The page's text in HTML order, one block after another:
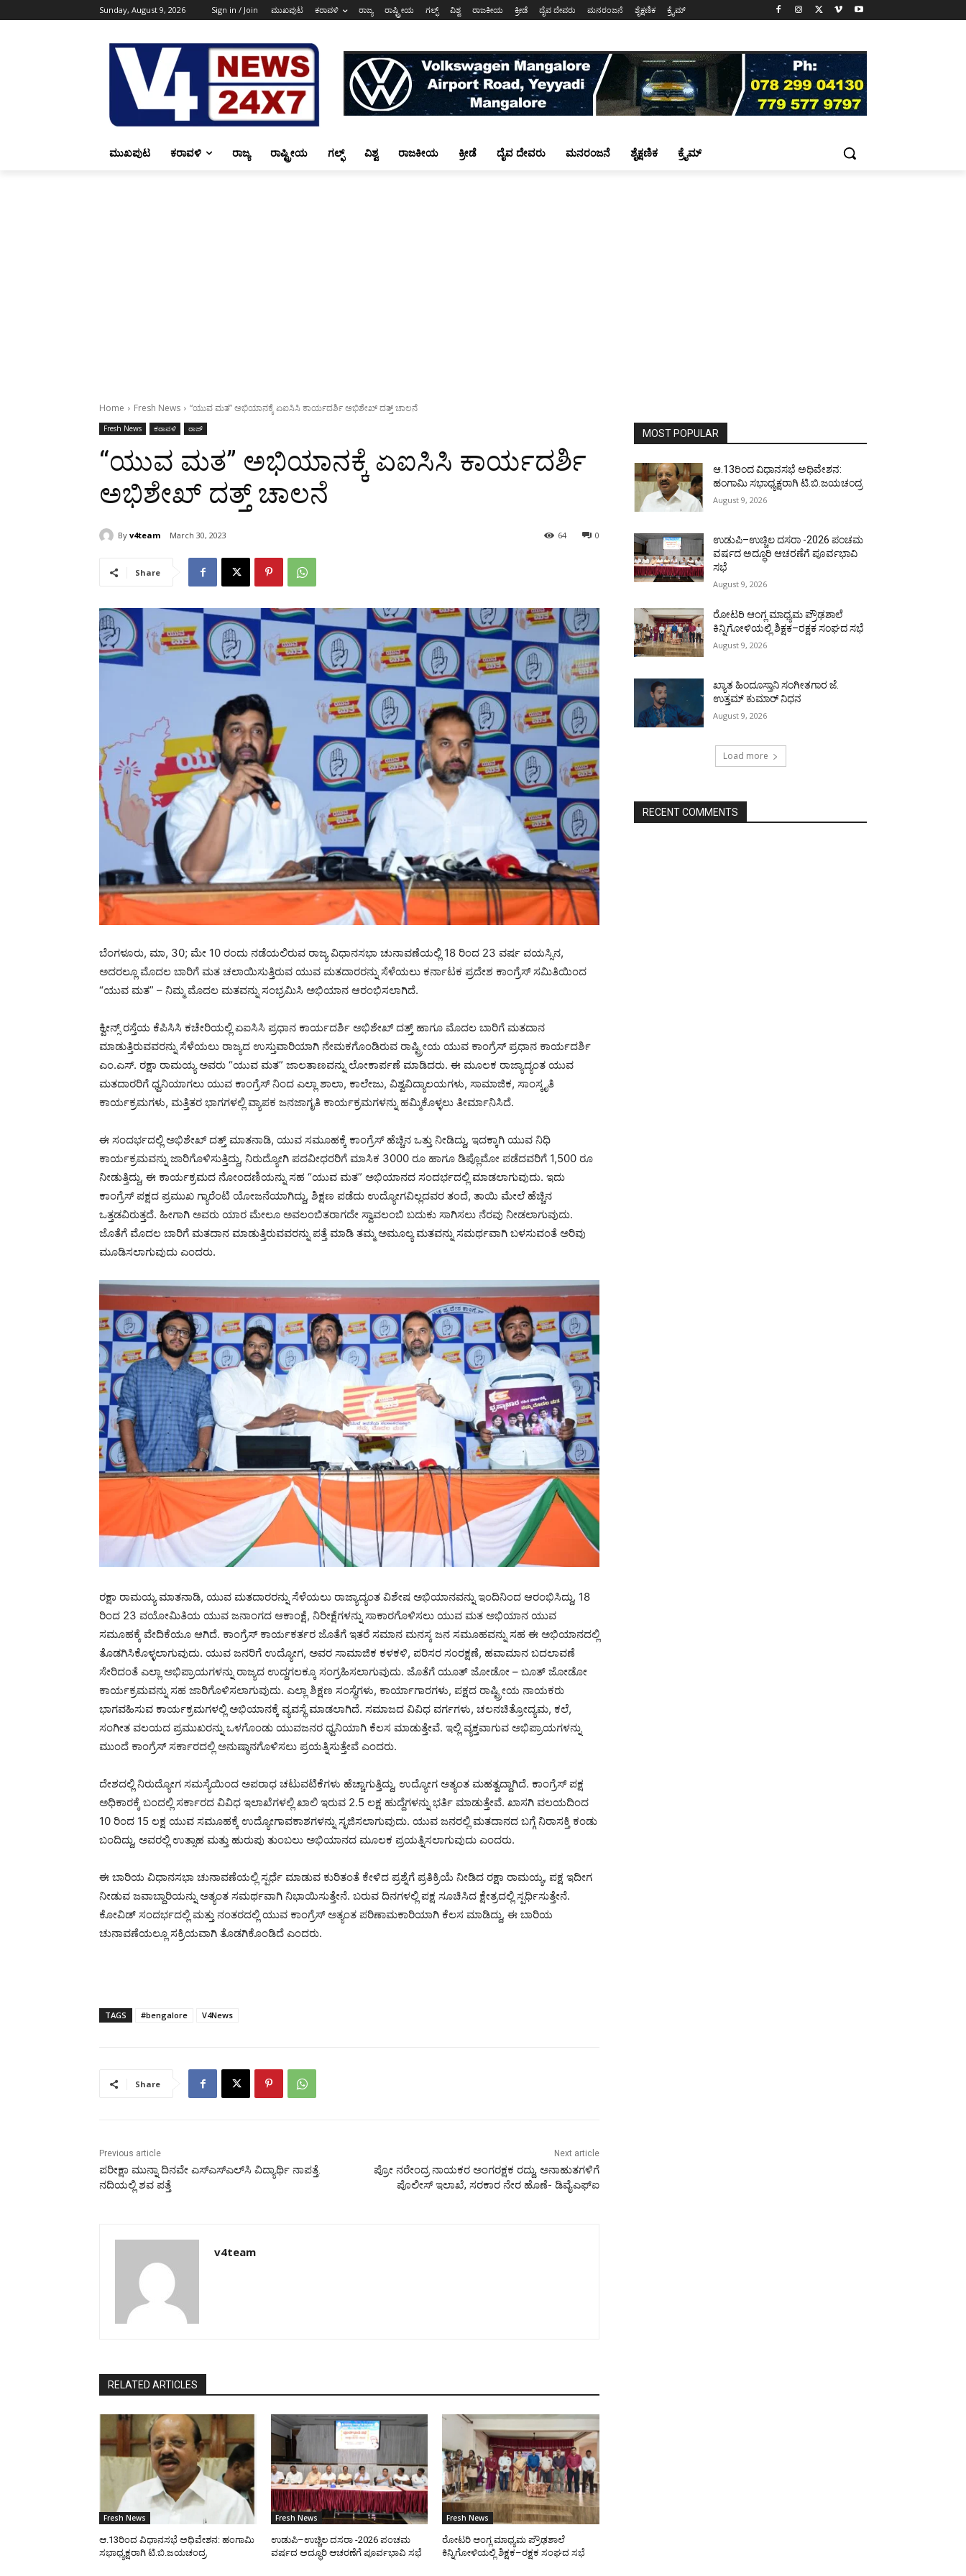
Sunday, August 9, 2026 Sign in / Join ಮುಖಪುಟ ಕರಾವಳಿ ರಾಜ್ಯ ರಾಷ್ಟ್ರೀಯ ಗಲ್ಫ್ ವಿಶ್ವ ರಾಜಕೀಯ ಕ್ರೀಡೆ ದೈವ ದೇವರು ಮನರಂಜನೆ ಶೈಕ್ಷಣಿಕ ಕ್ರೈಮ್
ಮುಖಪುಟ ಕರಾವಳಿ ರಾಜ್ಯ ರಾಷ್ಟ್ರೀಯ ಗಲ್ಫ್ ವಿಶ್ವ ರಾಜಕೀಯ ಕ್ರೀಡೆ ದೈವ ದೇವರು ಮನರಂಜನೆ ಶೈಕ್ಷಣಿಕ ಕ್ರೈಮ್
Home Fresh News “ಯುವ ಮತ” ಅಭಿಯಾನಕ್ಕೆ ಏಐಸಿಸಿ ಕಾರ್ಯದರ್ಶಿ ಅಭಿಶೇಖ್ ದತ್ತ್ ಚಾಲನೆ
Fresh News ಕರಾವಳಿ ರಾಜ್
“ಯುವ ಮತ” ಅಭಿಯಾನಕ್ಕೆ ಏಐಸಿಸಿ ಕಾರ್ಯದರ್ಶಿ
ಅಭಿಶೇಖ್ ದತ್ತ್ ಚಾಲನೆ
By v4team March 30, 2023 0
64
Share
ಬೆಂಗಳೂರು, ಮಾ, 30; ಮೇ 10 ರಂದು ನಡೆಯಲಿರುವ ರಾಜ್ಯ ವಿಧಾನಸಭಾ ಚುನಾವಣೆಯಲ್ಲಿ 18 ರಿಂದ 23 ವರ್ಷ ವಯಸ್ಸಿನ,
ಅದರಲ್ಲೂ ಮೊದಲ ಬಾರಿಗೆ ಮತ ಚಲಾಯಿಸುತ್ತಿರುವ ಯುವ ಮತದಾರರನ್ನು ಸೆಳೆಯಲು ಕರ್ನಾಟಕ ಪ್ರದೇಶ ಕಾಂಗ್ರೆಸ್ ಸಮಿತಿಯಿಂದ
“ಯುವ ಮತ” – ನಿಮ್ಮ ಮೊದಲ ಮತವನ್ನು ಸಂಭ್ರಮಿಸಿ ಅಭಿಯಾನ ಆರಂಭಿಸಲಾಗಿದೆ.
ಕ್ವೀನ್ಸ್ ರಸ್ತೆಯ ಕೆಪಿಸಿಸಿ ಕಚೇರಿಯಲ್ಲಿ ಏಐಸಿಸಿ ಪ್ರಧಾನ ಕಾರ್ಯದರ್ಶಿ ಅಭಿಶೇಖ್ ದತ್ತ್ ಹಾಗೂ ಮೊದಲ ಬಾರಿಗೆ ಮತದಾನ
ಮಾಡುತ್ತಿರುವವರನ್ನು ಸೆಳೆಯಲು ರಾಜ್ಯದ ಉಸ್ತುವಾರಿಯಾಗಿ ನೇಮಕಗೊಂಡಿರುವ ರಾಷ್ಟ್ರೀಯ ಯುವ ಕಾಂಗ್ರೆಸ್ ಪ್ರಧಾನ ಕಾರ್ಯದರ್ಶಿ
ಎಂ.ಎಸ್. ರಕ್ಷಾ ರಾಮಯ್ಯ ಅವರು “ಯುವ ಮತ” ಜಾಲತಾಣವನ್ನು ಲೋಕಾರ್ಪಣೆ ಮಾಡಿದರು. ಈ ಮೂಲಕ ರಾಜ್ಯಾದ್ಯಂತ ಯುವ
ಮತದಾರರಿಗೆ ಧ್ವನಿಯಾಗಲು ಯುವ ಕಾಂಗ್ರೆಸ್ ನಿಂದ ಎಲ್ಲಾ ಶಾಲಾ, ಕಾಲೇಜು, ವಿಶ್ವವಿದ್ಯಾಲಯಗಳು, ಸಾಮಾಜಿಕ, ಸಾಂಸ್ಕೃತಿ
ಕಾರ್ಯಕ್ರಮಗಳು, ಮತ್ತಿತರ ಭಾಗಗಳಲ್ಲಿ ವ್ಯಾಪಕ ಜನಜಾಗೃತಿ ಕಾರ್ಯಕ್ರಮಗಳನ್ನು ಹಮ್ಮಿಕೊಳ್ಳಲು ತೀರ್ಮಾನಿಸಿದೆ.
ಈ ಸಂದರ್ಭದಲ್ಲಿ ಅಭಿಶೇಖ್ ದತ್ತ್ ಮಾತನಾಡಿ, ಯುವ ಸಮೂಹಕ್ಕೆ ಕಾಂಗ್ರೆಸ್ ಹೆಚ್ಚಿನ ಒತ್ತು ನೀಡಿದ್ದು, ಇದಕ್ಕಾಗಿ ಯುವ ನಿಧಿ
ಕಾರ್ಯಕ್ರಮವನ್ನು ಜಾರಿಗೊಳಿಸುತ್ತಿದ್ದು, ನಿರುದ್ಯೋಗಿ ಪದವೀಧರರಿಗೆ ಮಾಸಿಕ 3000 ರೂ ಹಾಗೂ ಡಿಪ್ಲೊಮೋ ಪಡೆದವರಿಗೆ 1,500 ರೂ
ನೀಡುತ್ತಿದ್ದು, ಈ ಕಾರ್ಯಕ್ರಮದ ನೋಂದಣಿಯನ್ನು ಸಹ “ಯುವ ಮತ” ಅಭಿಯಾನದ ಸಂದರ್ಭದಲ್ಲಿ ಮಾಡಲಾಗುವುದು. ಇದು
ಕಾಂಗ್ರೆಸ್ ಪಕ್ಷದ ಪ್ರಮುಖ ಗ್ಯಾರೆಂಟಿ ಯೋಜನೆಯಾಗಿದ್ದು, ಶಿಕ್ಷಣ ಪಡೆದು ಉದ್ಯೋಗವಿಲ್ಲದವರ ತಂದೆ, ತಾಯಿ ಮೇಲೆ ಹೆಚ್ಚಿನ
ಒತ್ತಡವಿರುತ್ತದೆ. ಹೀಗಾಗಿ ಅವರು ಯಾರ ಮೇಲೂ ಅವಲಂಬಿತರಾಗದೇ ಸ್ವಾವಲಂಬಿ ಬದುಕು ಸಾಗಿಸಲು ನೆರವು ನೀಡಲಾಗುವುದು.
ಜೊತೆಗೆ ಮೊದಲ ಬಾರಿಗೆ ಮತದಾನ ಮಾಡುತ್ತಿರುವವರನ್ನು ಪತ್ತೆ ಮಾಡಿ ತಮ್ಮ ಅಮೂಲ್ಯ ಮತವನ್ನು ಸಮರ್ಥವಾಗಿ ಬಳಸುವಂತೆ ಅರಿವು
ಮೂಡಿಸಲಾಗುವುದು ಎಂದರು.
ರಕ್ಷಾ ರಾಮಯ್ಯ ಮಾತನಾಡಿ, ಯುವ ಮತದಾರರನ್ನು ಸೆಳೆಯಲು ರಾಜ್ಯಾದ್ಯಂತ ವಿಶೇಷ ಅಭಿಯಾನವನ್ನು ಇಂದಿನಿಂದ ಆರಂಭಿಸಿದ್ದು, 18
ರಿಂದ 23 ವಯೋಮಿತಿಯ ಯುವ ಜನಾಂಗದ ಆಕಾಂಕ್ಷೆ, ನಿರೀಕ್ಷೆಗಳನ್ನು ಸಾಕಾರಗೊಳಿಸಲು ಯುವ ಮತ ಅಭಿಯಾನ ಯುವ
ಸಮೂಹಕ್ಕೆ ವೇದಿಕೆಯೂ ಆಗಿದೆ. ಕಾಂಗ್ರೆಸ್ ಕಾರ್ಯಕರ್ತರ ಜೊತೆಗೆ ಇತರೆ ಸಮಾನ ಮನಸ್ಕ ಜನ ಸಮೂಹವನ್ನು ಸಹ ಈ ಅಭಿಯಾನದಲ್ಲಿ
ತೊಡಗಿಸಿಕೊಳ್ಳಲಾಗುವುದು. ಯುವ ಜನರಿಗೆ ಉದ್ಯೋಗ, ಅವರ ಸಾಮಾಜಿಕ ಕಳಕಳಿ, ಪರಿಸರ ಸಂರಕ್ಷಣೆ, ಹವಾಮಾನ ಬದಲಾವಣೆ
ಸೇರಿದಂತೆ ಎಲ್ಲಾ ಅಭಿಪ್ರಾಯಗಳನ್ನು ರಾಜ್ಯದ ಉದ್ದಗಲಕ್ಕೂ ಸಂಗ್ರಹಿಸಲಾಗುವುದು. ಜೊತೆಗೆ ಯೂತ್ ಜೋಡೋ – ಬೂತ್ ಜೋಡೋ
ಕಾರ್ಯಕ್ರಮವನ್ನು ಸಹ ಜಾರಿಗೊಳಿಸಲಾಗುವುದು. ಎಲ್ಲಾ ಶಿಕ್ಷಣ ಸಂಸ್ಥೆಗಳು, ಕಾರ್ಯಾಗಾರಗಳು, ಪಕ್ಷದ ರಾಷ್ಟ್ರೀಯ ನಾಯಕರು
ಭಾಗವಹಿಸುವ ಕಾರ್ಯಕ್ರಮಗಳಲ್ಲಿ ಅಭಿಯಾನಕ್ಕೆ ವ್ಯವಸ್ಥೆ ಮಾಡಲಾಗಿದೆ. ಸಮಾಜದ ವಿವಿಧ ವರ್ಗಗಳು, ಚಲನಚಿತ್ರೋದ್ಯಮ, ಕಲೆ,
ಸಂಗೀತ ವಲಯದ ಪ್ರಮುಖರನ್ನು ಒಳಗೊಂಡು ಯುವಜನರ ಧ್ವನಿಯಾಗಿ ಕೆಲಸ ಮಾಡುತ್ತೇವೆ. ಇಲ್ಲಿ ವ್ಯಕ್ತವಾಗುವ ಅಭಿಪ್ರಾಯಗಳನ್ನು
ಮುಂದೆ ಕಾಂಗ್ರೆಸ್ ಸರ್ಕಾರದಲ್ಲಿ ಅನುಷ್ಠಾನಗೊಳಿಸಲು ಪ್ರಯತ್ನಿಸುತ್ತೇವೆ ಎಂದರು.
ದೇಶದಲ್ಲಿ ನಿರುದ್ಯೋಗ ಸಮಸ್ಯೆಯಿಂದ ಅಪರಾಧ ಚಟುವಟಿಕೆಗಳು ಹೆಚ್ಚಾಗುತ್ತಿದ್ದು, ಉದ್ಯೋಗ ಅತ್ಯಂತ ಮಹತ್ವದ್ದಾಗಿದೆ. ಕಾಂಗ್ರೆಸ್ ಪಕ್ಷ
ಅಧಿಕಾರಕ್ಕೆ ಬಂದಲ್ಲಿ ಸರ್ಕಾರದ ವಿವಿಧ ಇಲಾಖೆಗಳಲ್ಲಿ ಖಾಲಿ ಇರುವ 2.5 ಲಕ್ಷ ಹುದ್ದೆಗಳನ್ನು ಭರ್ತಿ ಮಾಡುತ್ತೇವೆ. ಖಾಸಗಿ ವಲಯದಿಂದ
10 ರಿಂದ 15 ಲಕ್ಷ ಯುವ ಸಮೂಹಕ್ಕೆ ಉದ್ಯೋಗಾವಕಾಶಗಳನ್ನು ಸೃಜಿಸಲಾಗುವುದು. ಯುವ ಜನರಲ್ಲಿ ಮತದಾನದ ಬಗ್ಗೆ ನಿರಾಸಕ್ತಿ ಕಂಡು
ಬಂದಿದ್ದು, ಅವರಲ್ಲಿ ಉತ್ಸಾಹ ಮತ್ತು ಹುರುಪು ತುಂಬಲು ಅಭಿಯಾನದ ಮೂಲಕ ಪ್ರಯತ್ನಿಸಲಾಗುವುದು ಎಂದರು.
ಈ ಬಾರಿಯ ವಿಧಾನಸಭಾ ಚುನಾವಣೆಯಲ್ಲಿ ಸ್ಪರ್ಧೆ ಮಾಡುವ ಕುರಿತಂತೆ ಕೇಳಿದ ಪ್ರಶ್ನೆಗೆ ಪ್ರತಿಕ್ರಿಯೆ ನೀಡಿದ ರಕ್ಷಾ ರಾಮಯ್ಯ, ಪಕ್ಷ ಇದೀಗ
ನೀಡುವ ಜವಾಬ್ದಾರಿಯನ್ನು ಅತ್ಯಂತ ಸಮರ್ಥವಾಗಿ ನಿಭಾಯಿಸುತ್ತೇನೆ. ಬರುವ ದಿನಗಳಲ್ಲಿ ಪಕ್ಷ ಸೂಚಿಸಿದ ಕ್ಷೇತ್ರದಲ್ಲಿ ಸ್ಪರ್ಧಿಸುತ್ತೇನೆ.
ಕೋವಿಡ್ ಸಂದರ್ಭದಲ್ಲಿ ಮತ್ತು ನಂತರದಲ್ಲಿ ಯುವ ಕಾಂಗ್ರೆಸ್ ಅತ್ಯಂತ ಪರಿಣಾಮಕಾರಿಯಾಗಿ ಕೆಲಸ ಮಾಡಿದ್ದು, ಈ ಬಾರಿಯ
ಚುನಾವಣೆಯಲ್ಲೂ ಸಕ್ರಿಯವಾಗಿ ತೊಡಗಿಕೊಂಡಿದೆ ಎಂದರು.
TAGS #bengalore V4News
Share
Previous article
ಪರೀಕ್ಷಾ ಮುನ್ನಾ ದಿನವೇ ಎಸ್‌ಎಸ್‌ಎಲ್‌ಸಿ ವಿದ್ಯಾರ್ಥಿ ನಾಪತ್ತೆ.
ನದಿಯಲ್ಲಿ ಶವ ಪತ್ತೆ
Next article
ಪ್ರೋ ನರೇಂದ್ರ ನಾಯಕರ ಅಂಗರಕ್ಷಕ ರದ್ದು, ಅನಾಹುತಗಳಿಗೆ
ಪೊಲೀಸ್ ಇಲಾಖೆ, ಸರಕಾರ ನೇರ ಹೊಣೆ- ಡಿವೈಎಫ್ಐ
v4team
RELATED ARTICLES
Fresh News
ಆ.13ರಿಂದ ವಿಧಾನಸಭೆ ಅಧಿವೇಶನ: ಹಂಗಾಮಿ
ಸಭಾಧ್ಯಕ್ಷರಾಗಿ ಟಿ.ಬಿ.ಜಯಚಂದ್ರ
Fresh News
ಉಡುಪಿ–ಉಚ್ಚಿಲ ದಸರಾ -2026 ಪಂಚಮ
ವರ್ಷದ ಅದ್ಧೂರಿ ಆಚರಣೆಗೆ ಪೂರ್ವಭಾವಿ ಸಭೆ
Fresh News
ರೋಟರಿ ಆಂಗ್ಲ ಮಾಧ್ಯಮ ಪ್ರೌಢಶಾಲೆ
ಕಿನ್ನಿಗೋಳಿಯಲ್ಲಿ ಶಿಕ್ಷಕ–ರಕ್ಷಕ ಸಂಘದ ಸಭೆ
MOST POPULAR
ಆ.13ರಿಂದ ವಿಧಾನಸಭೆ ಅಧಿವೇಶನ:
ಹಂಗಾಮಿ ಸಭಾಧ್ಯಕ್ಷರಾಗಿ ಟಿ.ಬಿ.ಜಯಚಂದ್ರ
August 9, 2026
ಉಡುಪಿ–ಉಚ್ಚಿಲ ದಸರಾ -2026 ಪಂಚಮ
ವರ್ಷದ ಅದ್ಧೂರಿ ಆಚರಣೆಗೆ ಪೂರ್ವಭಾವಿ
ಸಭೆ
August 9, 2026
ರೋಟರಿ ಆಂಗ್ಲ ಮಾಧ್ಯಮ ಪ್ರೌಢಶಾಲೆ
ಕಿನ್ನಿಗೋಳಿಯಲ್ಲಿ ಶಿಕ್ಷಕ–ರಕ್ಷಕ ಸಂಘದ ಸಭೆ
August 9, 2026
ಖ್ಯಾತ ಹಿಂದೂಸ್ತಾನಿ ಸಂಗೀತಗಾರ ಜೆ.
ಉತ್ತಮ್ ಕುಮಾರ್ ನಿಧನ
August 9, 2026
Load more
RECENT COMMENTS